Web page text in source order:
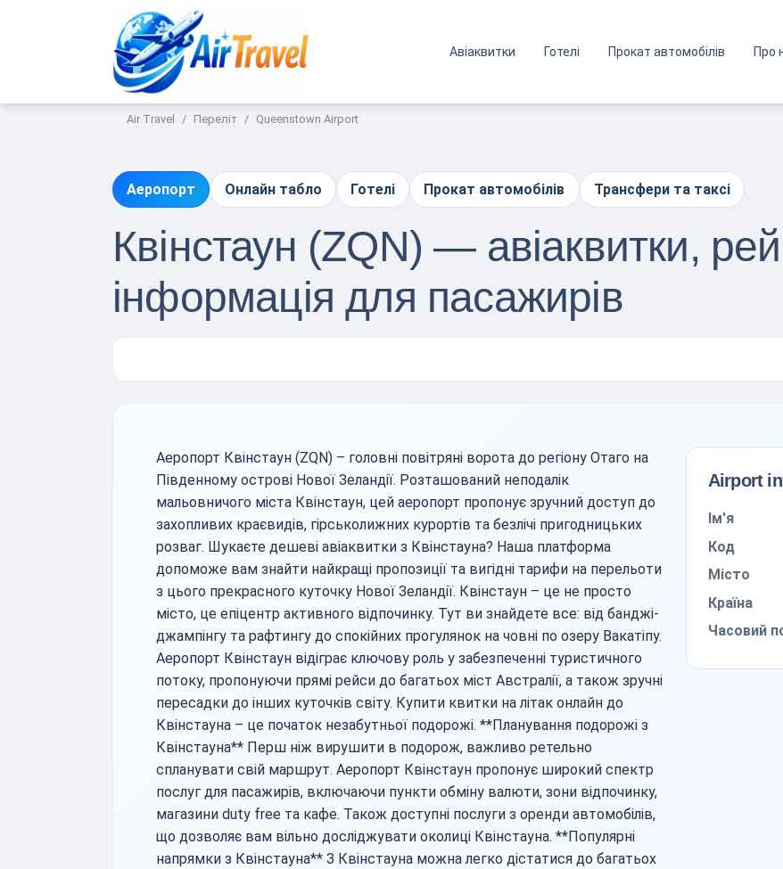
Авіаквитки Готелі Прокат автомобілів Про
Air Travel Переліт Queenstown Airport
Аеропорт Онлайн табло Готелі Прокат автомобілів Трансфери та таксі
Квінстаун (ZQN) — авіаквитки,
інформація для пасажирів
Аеропорт Квінстаун (ZQN) – головні повітряні ворота до регіону Отаго на
Південному острові Нової Зеландії. Розташований неподалік
мальовничого міста Квінстаун, цей аеропорт пропонує зручний доступ до
захопливих краєвидів, гірськолижних курортів та безлічі пригодницьких
розваг. Шукаєте дешеві авіаквитки з Квінстауна? Наша платформа
допоможе вам знайти найкращі пропозиції та вигідні тарифи на перельоти
з цього прекрасного куточку Нової Зеландії. Квінстаун – це не просто
місто, це епіцентр активного відпочинку. Тут ви знайдете все: від банджі-
джампінгу та рафтингу до спокійних прогулянок на човні по озеру Вакатіпу.
Аеропорт Квінстаун відіграє ключову роль у забезпеченні туристичного
потоку, пропонуючи прямі рейси до багатьох міст Австралії, а також зручні
пересадки до інших куточків світу. Купити квитки на літак онлайн до
Квінстауна – це початок незабутньої подорожі. **Планування подорожі з
Квінстауна** Перш ніж вирушити в подорож, важливо ретельно
спланувати свій маршрут. Аеропорт Квінстаун пропонує широкий спектр
послуг для пасажирів, включаючи пункти обміну валюти, зони відпочинку,
магазини duty free та кафе. Також доступні послуги з оренди автомобілів,
що дозволяє вам вільно досліджувати околиці Квінстауна. **Популярні
напрямки з Квінстауна** З Квінстауна можна легко дістатися до багатьох
Airport
Ім'я
Код
Місто
Країна
Часовий